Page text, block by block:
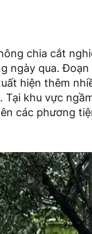
chia cắt
ngày qua. Đoạn
hiện thêm
khu vực
các phương